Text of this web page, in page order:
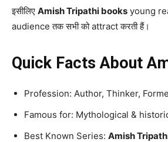
इसीलिए Amish Tripathi books young
audience तक सभी को attract करती हैं।
Quick Facts About
Profession: Author, Thinker,
Famous for: Mythological &
Best Known Series: Amish